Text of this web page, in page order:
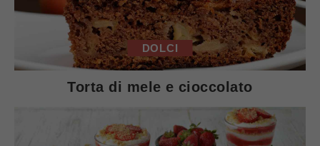
DOLCI
Torta di mele e cioccolato